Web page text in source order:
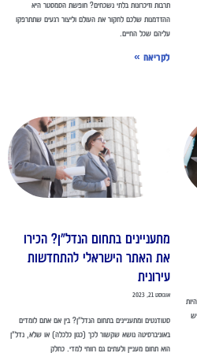
תרבות וזיכרונות בלתי נשכחים? חופשת הסמסטר היא
ההזדמנות שלכם לחקור את העולם וליצור רגעים שתתרפקו
עליהם שכל החיים.
לקריאה »
מתעניינים בתחום הנדל"ן? הכירו
את האתר הישראלי להתחדשות
עירונית
אוגוסט 21, 2023
סטודנטים ומתעניינים בתחום הנדל"ן? בין אם אתם לומדים
באוניברסיטה נושא שקשור לכך (כגון כלכלה) או שלא, נדל"ן
הוא תחום מעניין ולעתים גם רווחי למדי. כחלק